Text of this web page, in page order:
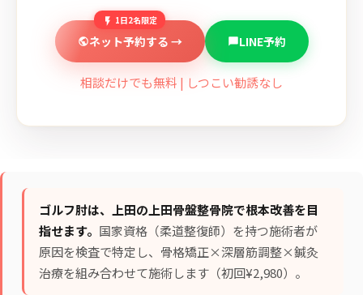
1日2名限定
ネット予約する → LINE予約
相談だけでも無料 | しつこい勧誘なし
ゴルフ肘は、上田の上田骨盤整骨院で根本改善を目
指せます。 国家資格（柔道整復師）を持つ施術者が
原因を検査で特定し、 骨格矯正×深層筋調整×鍼灸
治療を組み合わせて施術します（初回¥2,980）。